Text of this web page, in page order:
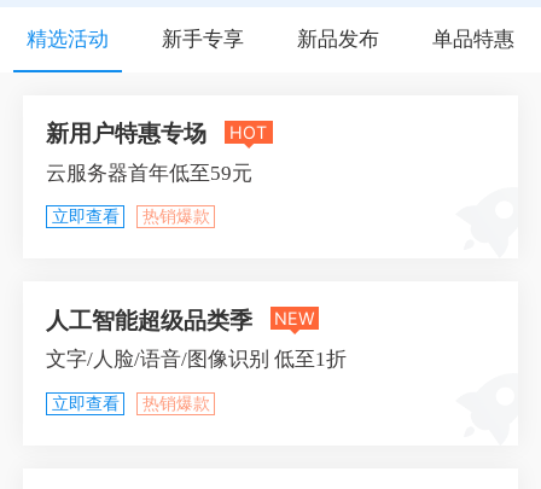
精选活动 新手专享 新品发布 单品特惠
新用户特惠专场 HOT
云服务器首年低至59元
立即查看 热销爆款
人工智能超级品类季 NEW
文字/人脸/语音/图像识别 低至1折
立即查看 热销爆款